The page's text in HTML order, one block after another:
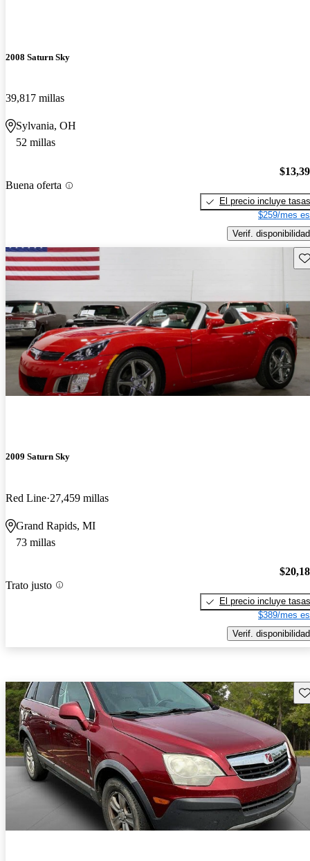
2008 Saturn Sky
39,817 millas
Sylvania, OH
52 millas
Buena oferta
El precio incluye tasas
$259/mes
Verif. disponibilidad
2009 Saturn Sky
Red Line 27,459 millas
Grand Rapids, MI
73 millas
Trato justo
El precio incluye tasas
$389/mes
Verif. disponibilidad